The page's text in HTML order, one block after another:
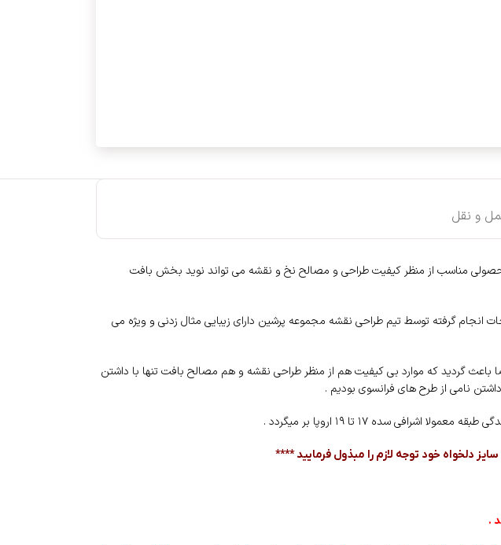
و نقل
مناسب از منظر کیفیت طراحی و مصالح نخ و نقشه می تواند نوید بخش بافت
انجام گرفته توسط تیم طراحی نقشه مجموعه پرشین دارای زیبایی مثال زدنی و ویژه می
باعث گردید که موارد بی کیفیت هم از منظر طراحی نقشه و هم مصالح بافت تنها با داشتن
نامی از طرح های فرانسوی بودیم .
سده ۱۷ تا ۱۹ اروپا بر میگردد .
دلخواه خود توجه لازم را مبذول فرمایید ****
.